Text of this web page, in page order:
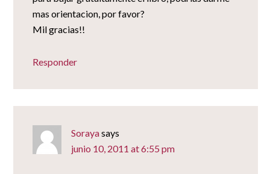
mas orientacion, por favor?
Mil gracias!!
Responder
Sorayasays
junio 10, 2011 at 6:55 pm